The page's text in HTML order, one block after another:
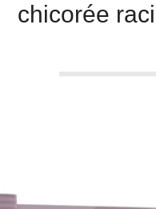
chicorée